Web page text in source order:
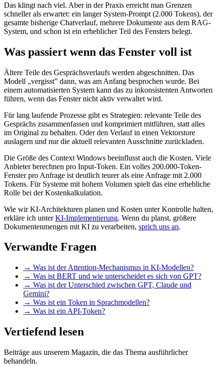
Das klingt nach viel. Aber in der Praxis erreicht man Grenzen
schneller als erwartet: ein langer System-Prompt (2.000 Tokens), der
gesamte bisherige Chatverlauf, mehrere Dokumente aus dem RAG-
System, und schon ist ein erheblicher Teil des Fensters belegt.
Was passiert wenn das Fenster voll ist
Ältere Teile des Gesprächsverlaufs werden abgeschnitten. Das
Modell „vergisst” dann, was am Anfang besprochen wurde. Bei
einem automatisierten System kann das zu inkonsistenten Antworten
führen, wenn das Fenster nicht aktiv verwaltet wird.
Für lang laufende Prozesse gibt es Strategien: relevante Teile des
Gesprächs zusammenfassen und komprimiert mitführen, statt alles
im Original zu behalten. Oder den Verlauf in einen Vektorstore
auslagern und nur die aktuell relevanten Ausschnitte zurückladen.
Die Größe des Context Windows beeinflusst auch die Kosten. Viele
Anbieter berechnen pro Input-Token. Ein volles 200.000-Token-
Fenster pro Anfrage ist deutlich teurer als eine Anfrage mit 2.000
Tokens. Für Systeme mit hohem Volumen spielt das eine erhebliche
Rolle bei der Kostenkalkulation.
Wie wir KI-Architekturen planen und Kosten unter Kontrolle halten,
erkläre ich unterKI-Implementierung. Wenn du planst, größere
Dokumentenmengen mit KI zu verarbeiten, sprich uns an.
Verwandte Fragen
→ Was ist der Attention-Mechanismus in KI-Modellen?
→ Was ist BERT und wie unterscheidet es sich von GPT?
→ Was ist der Unterschied zwischen GPT, Claude und
Gemini?
→ Was ist ein Token in Sprachmodellen?
→ Was ist ein API-Token?
Vertiefend lesen
Beiträge aus unserem Magazin, die das Thema ausführlicher
behandeln.